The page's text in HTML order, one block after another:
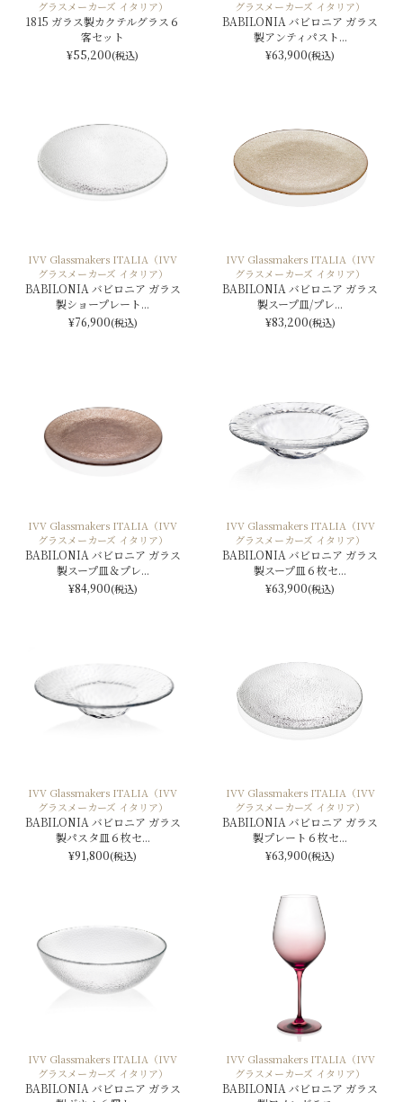
グラスメーカーズ イタリア）
1815 ガラス製カクテルグラス６
客セット
¥55,200(税込)
グラスメーカーズ イタリア）
BABILONIA バビロニア ガラス
製アンティパスト...
¥63,900(税込)
IVV Glassmakers ITALIA（IVV
グラスメーカーズ イタリア）
BABILONIA バビロニア ガラス
製ショープレート...
¥76,900(税込)
IVV Glassmakers ITALIA（IVV
グラスメーカーズ イタリア）
BABILONIA バビロニア ガラス
製スープ皿/プレ...
¥83,200(税込)
IVV Glassmakers ITALIA（IVV
グラスメーカーズ イタリア）
BABILONIA バビロニア ガラス
製スープ皿＆プレ...
¥84,900(税込)
IVV Glassmakers ITALIA（IVV
グラスメーカーズ イタリア）
BABILONIA バビロニア ガラス
製スープ皿６枚セ...
¥63,900(税込)
IVV Glassmakers ITALIA（IVV
グラスメーカーズ イタリア）
BABILONIA バビロニア ガラス
製パスタ皿６枚セ...
¥91,800(税込)
IVV Glassmakers ITALIA（IVV
グラスメーカーズ イタリア）
BABILONIA バビロニア ガラス
製プレート６枚セ...
¥63,900(税込)
IVV Glassmakers ITALIA（IVV
グラスメーカーズ イタリア）
BABILONIA バビロニア ガラス
IVV Glassmakers ITALIA（IVV
グラスメーカーズ イタリア）
BABILONIA バビロニア ガラス